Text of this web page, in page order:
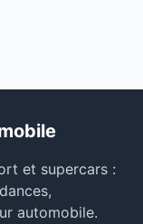
et supercars :
automobile.